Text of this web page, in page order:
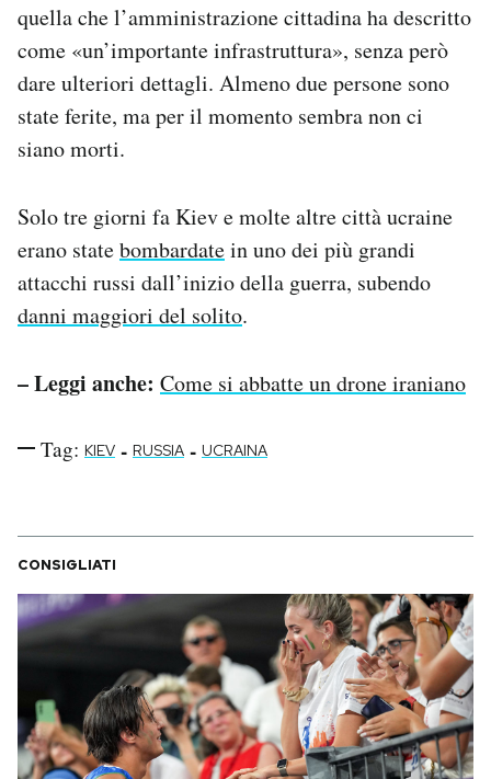
quella che l’amministrazione cittadina ha descritto
come «un’importante infrastruttura», senza però
dare ulteriori dettagli. Almeno due persone sono
state ferite, ma per il momento sembra non ci
siano morti.
Solo tre giorni fa Kiev e molte altre città ucraine
erano statebombardatein uno dei più grandi
attacchi russi dall’inizio della guerra, subendo
danni maggiori del solito.
– Leggi anche: Come si abbatte un drone iraniano
Tag: KIEV - RUSSIA - UCRAINA
CONSIGLIATI